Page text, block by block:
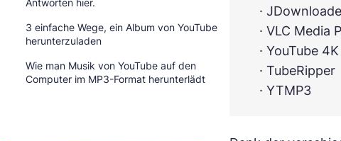
Antworten hier.
3 einfache Wege, ein Album von YouTube
herunterzuladen
Wie man Musik von YouTube auf den
Computer im MP3-Format herunterlädt
·
· VLC Media
· YouTube
· TubeRipper
· YTMP3